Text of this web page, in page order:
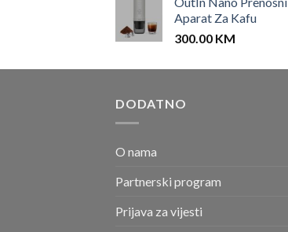
Aparat Za Kafu
300.00 KM
DODATNO
O nama
Partnerski program
Prijava za vijesti